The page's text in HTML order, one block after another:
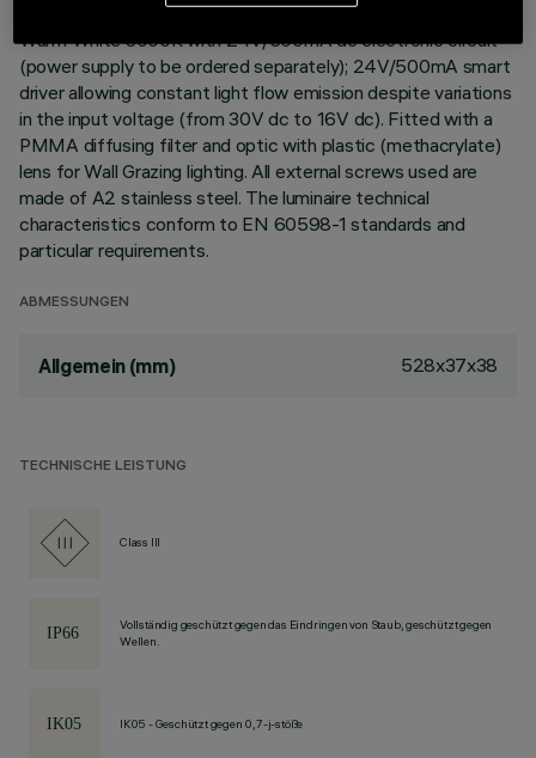
fixed with silicone. Complete with multi-LED power plate in
Warm White 3000K with 24V/500mA dc electronic circuit
(power supply to be ordered separately); 24V/500mA smart
driver allowing constant light flow emission despite variations
in the input voltage (from 30V dc to 16V dc). Fitted with a
PMMA diffusing filter and optic with plastic (methacrylate)
lens for Wall Grazing lighting. All external screws used are
made of A2 stainless steel. The luminaire technical
characteristics conform to EN 60598-1 standards and
particular requirements.
ABMESSUNGEN
Allgemein (mm) 528x37x38
TECHNISCHE LEISTUNG
Class III
Vollständig geschützt gegen das Eindringen von Staub, geschützt gegen
Wellen.
IK05 - Geschützt gegen 0,7-j-stöße